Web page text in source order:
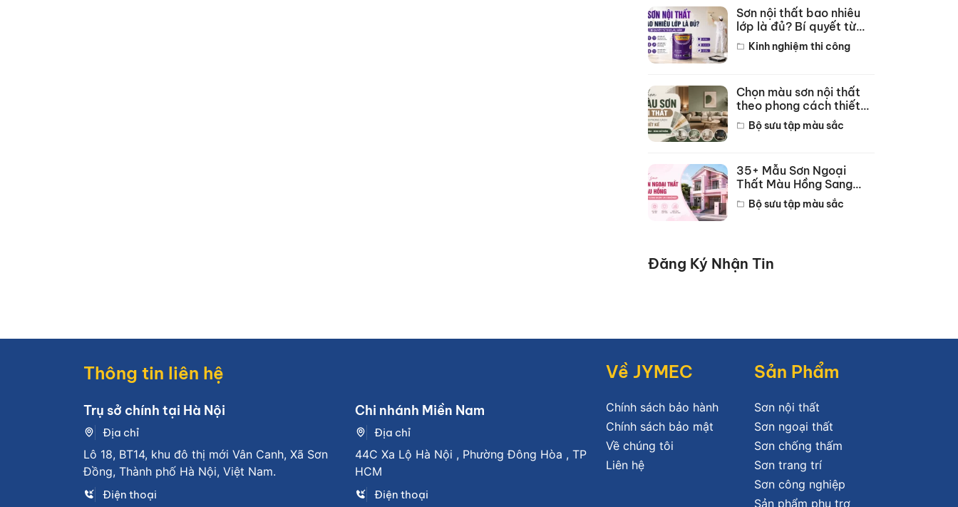
Sơn nội thất bao nhiêu
lớp là đủ? Bí quyết từ
thợ lâu năm
Kinh nghiệm thi công
Chọn màu sơn nội thất
theo phong cách thiết
kế hot năm 2026
Bộ sưu tập màu sắc
35+ Mẫu Sơn Ngoại
Thất Màu Hồng Sang
Trọng Đẹp Nhất 2026
Bộ sưu tập màu sắc
Đăng Ký Nhận Tin
Thông tin liên hệ
Trụ sở chính tại Hà Nội
Địa chỉ
Lô 18, BT14, khu đô thị mới Vân Canh, Xã Sơn
Đồng, Thành phố Hà Nội, Việt Nam.
Điện thoại
Chi nhánh Miền Nam
Địa chỉ
44C Xa Lộ Hà Nội , Phường Đông Hòa , TP
HCM
Điện thoại
Về JYMEC
Chính sách bảo hành
Chính sách bảo mật
Về chúng tôi
Liên hệ
Sản Phẩm
Sơn nội thất
Sơn ngoại thất
Sơn chống thấm
Sơn trang trí
Sơn công nghiệp
Sản phẩm phụ trợ